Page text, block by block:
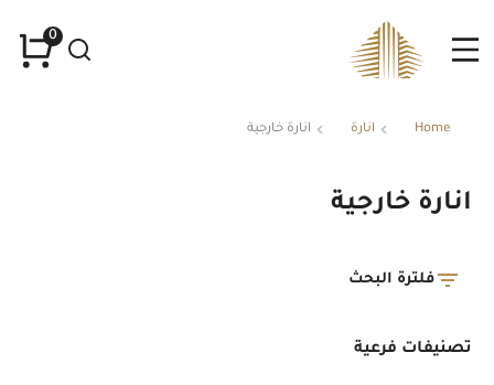
You are here:
Home انارة انارة خارجية
انارة خارجية
فلترة البحث
تصنيفات فرعية